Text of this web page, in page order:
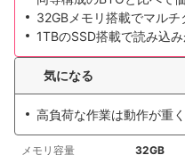
32GBメモリ搭載でマルチ
1TBのSSD搭載で読み込
気になる
高負荷な作業は動作が重
メモリ容量 32GB